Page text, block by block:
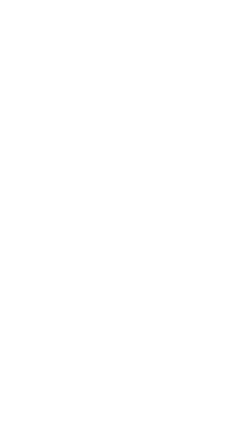
レビュー｜Honda X-ADV
レースだけじゃないサーキットの楽しみ方|Honda supercub
グもしちゃいました|Honda X-ADV
｜DCT クルーズコントロール
どこが凄いかチェックしてきた！
Honda Dream 松阪】
！
ポットを巡る女子ツーリング|Honda CBR1000RRR Rebel1100 500 250
ン実施中💫
ング｜三重県〜静岡県｜Honda CL500 AfricaTwin
の・パワースポット！【Honda Dream 松阪】
阪スタート！Honda Rebel250•500
を体験してきました【バイク女子】
」連絡があり行ってきました
ベントレポ！
トロードOPEN！ #茉ひる
取してもらいました|Honda X-ADV
メの鈴鹿ドライブへ！【後編】
AfricaTwin】試乗会in鈴鹿ツインサーキット
ント！「HCM２＆４サーキットフェス」レポ
グへついていった【三重〜長野•茶臼山高原経由】Honda CL500
メの鈴鹿ドライブへ！【前編】